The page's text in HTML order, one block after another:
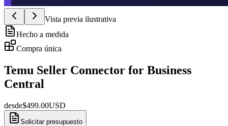
Vista previa ilustrativa
Hecho a medida
Compra única
Temu Seller Connector for Business
Central
desde$499.00USD
Solicitar presupuesto